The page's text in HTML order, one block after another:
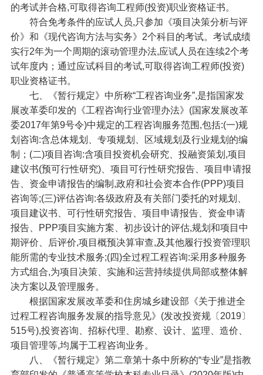
的考试并合格,可取得咨询工程师(投资)职业资格证书。
符合免考条件的应试人员,只参加《项目决策分析与评
价》和《现代咨询方法与实务》2个科目的考试。考试成绩
实行2年为一个周期的滚动管理办法,应试人员在连续2个考
试年度内；通过应试科目的考试,可取得咨询工程师(投资)
职业资格证书。
七、《暂行规定》中所称“工程咨询业务”,是指国家发
展改革委印发的《工程咨询行业管理办法》(国家发展改革
委2017年第9号令)中规定的工程咨询服务范围,包括:(一)规
划咨询:含总体规划、专项规划、区域规划及行业规划的编
制；(二)项目咨询:含项目投资机会研究、投融资策划,项目
建议书(预可行性研究)、项目可行性研究报告、项目申请报
告、资金申请报告的编制,政府和社会资本合作(PPP)项目
咨询等;(三)评估咨询:各级政府及有关部门委托的对规划、
项目建议书、可行性研究报告、项目申请报告、资金申请
报告、PPP项目实施方案、初步设计的评估,规划和项目中
期评价、后评价,项目概预决算审查,及其他履行投资管理职
能所需的专业技术服务;(四)全过程工程咨询:采用多种服务
方式组合,为项目决策、实施和运营持续提供局部或整体解
决方案以及管理服务。
根据国家发展改革委和住房城乡建设部《关于推进全
过程工程咨询服务发展的指导意见》(发改投资规〔2019〕
515号),投资咨询、招标代理、勘察、设计、监理、造价、
项目管理等,均属于工程咨询业务。
八、《暂行规定》第二章第十条中所称的“专业”是指教